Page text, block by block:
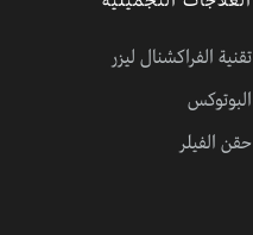
تقنية الفراكشنال ليزر
البوتوكس
حقن الفيلر